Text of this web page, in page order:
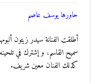
حاورها يوسف عاصم
أطلقت الفنانة سيدر زيتون
سميح القاسم، و إشترك في
كذلك الفنان معين شريف.